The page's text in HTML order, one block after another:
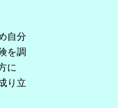
自分
を調
に
り立